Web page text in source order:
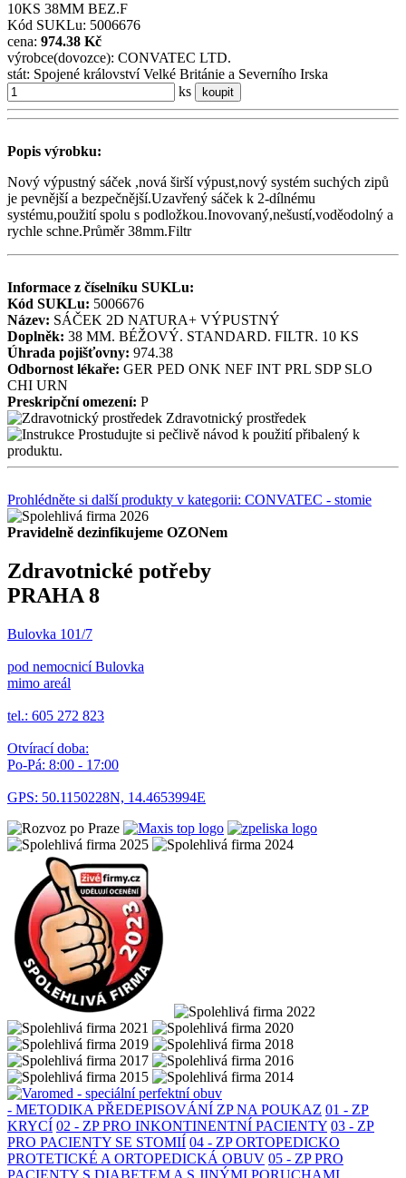
10KS 38MM BEZ.F
Kód SUKLu: 5006676
cena: 974.38 Kč
výrobce(dovozce): CONVATEC LTD.
stát: Spojené království Velké Británie a Severního Irska
ks
koupit
Popis výrobku:
Nový výpustný sáček ,nová širší výpust,nový systém suchých zipů
je pevnější a bezpečnější.Uzavřený sáček k 2-dílnému
systému,použití spolu s podložkou.Inovovaný,nešustí,voděodolný a
rychle schne.Průměr 38mm.Filtr
Informace z číselníku SUKLu:
Kód SUKLu: 5006676
Název: SÁČEK 2D NATURA+ VÝPUSTNÝ
Doplněk: 38 MM. BÉŽOVÝ. STANDARD. FILTR. 10 KS
Úhrada pojišťovny: 974.38
Odbornost lékaře: GER PED ONK NEF INT PRL SDP SLO
CHI URN
Preskripční omezení: P
Zdravotnický prostředek
Prostudujte si pečlivě návod k použití přibalený k
produktu.
Prohlédněte si další produkty v kategorii: CONVATEC - stomie
Pravidelně dezinfikujeme OZONem
Zdravotnické potřeby
PRAHA 8
Bulovka 101/7
pod nemocnicí Bulovka
mimo areál
tel.: 605 272 823
Otvírací doba:
Po-Pá: 8:00 - 17:00
GPS: 50.1150228N, 14.4653994E
- METODIKA PŘEDEPISOVÁNÍ ZP NA POUKAZ 01 - ZP
KRYCÍ 02 - ZP PRO INKONTINENTNÍ PACIENTY 03 - ZP
PRO PACIENTY SE STOMIÍ 04 - ZP ORTOPEDICKO
PROTETICKÉ A ORTOPEDICKÁ OBUV 05 - ZP PRO
PACIENTY S DIABETEM A S JINÝMI PORUCHAMI